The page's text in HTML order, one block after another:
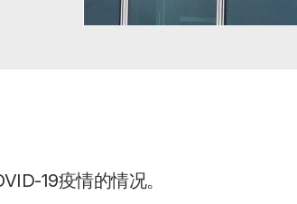
19疫情的情况。